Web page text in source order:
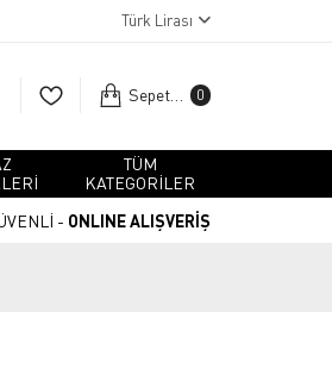
Türk Lirası
Sepetim 0
TÜM
KATEGORİLER
- ONLINE ALIŞVERİŞ